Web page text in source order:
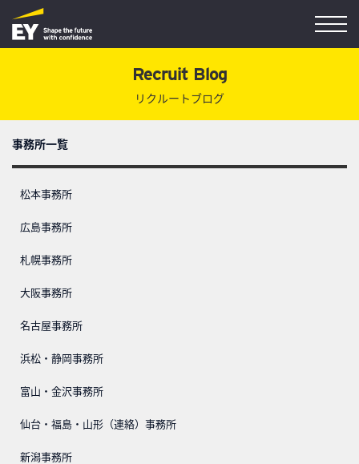
Recruit Blog
リクルートブログ
事務所一覧
松本事務所
広島事務所
札幌事務所
大阪事務所
名古屋事務所
浜松・静岡事務所
富山・金沢事務所
仙台・福島・山形（連絡）事務所
新潟事務所